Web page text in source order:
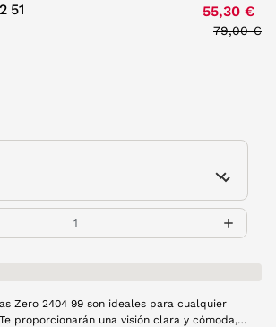
51 55,30 €
Price
79,00 €
Zero 2404 99 son ideales para cualquier
proporcionarán una visión clara y cómoda,